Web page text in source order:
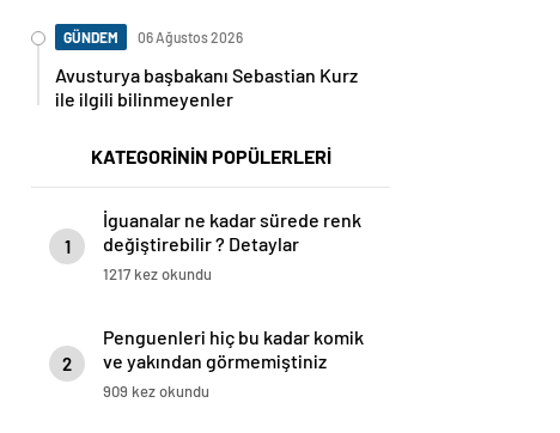
GÜNDEM 06 Ağustos 2026
Avusturya başbakanı Sebastian Kurz
ile ilgili bilinmeyenler
KATEGORİNİN POPÜLERLERİ
1
İguanalar ne kadar sürede renk
değiştirebilir ? Detaylar
burada…
1217 kez okundu
2
Penguenleri hiç bu kadar komik
ve yakından görmemiştiniz
909 kez okundu